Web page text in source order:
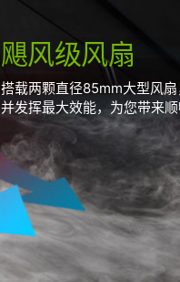
飓风级风扇
搭载两颗直径85mm大型风
并发挥最大效能，为您带来顺